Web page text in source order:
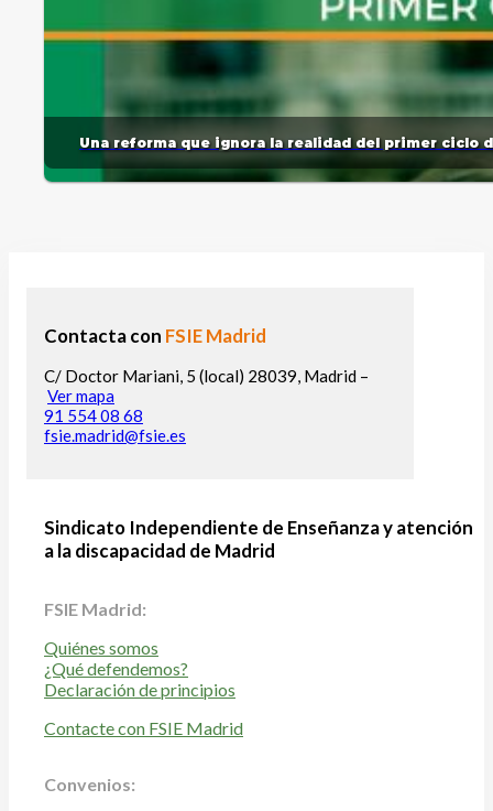
Una reforma que ignora la realidad del primer ciclo
Contacta con FSIE Madrid
C/ Doctor Mariani, 5 (local) 28039, Madrid –
Ver mapa
91 554 08 68
fsie.madrid@fsie.es
Sindicato Independiente de Enseñanza y atención
a la discapacidad de Madrid
FSIE Madrid:
Quiénes somos
¿Qué defendemos?
Declaración de principios
Contacte con FSIE Madrid
Convenios: